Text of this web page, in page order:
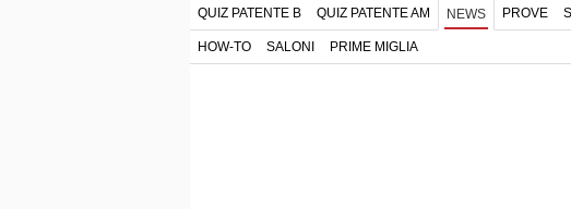
QUIZ PATENTE B QUIZ PATENTE AM NEWS PROVE
HOW-TO SALONI PRIME MIGLIA